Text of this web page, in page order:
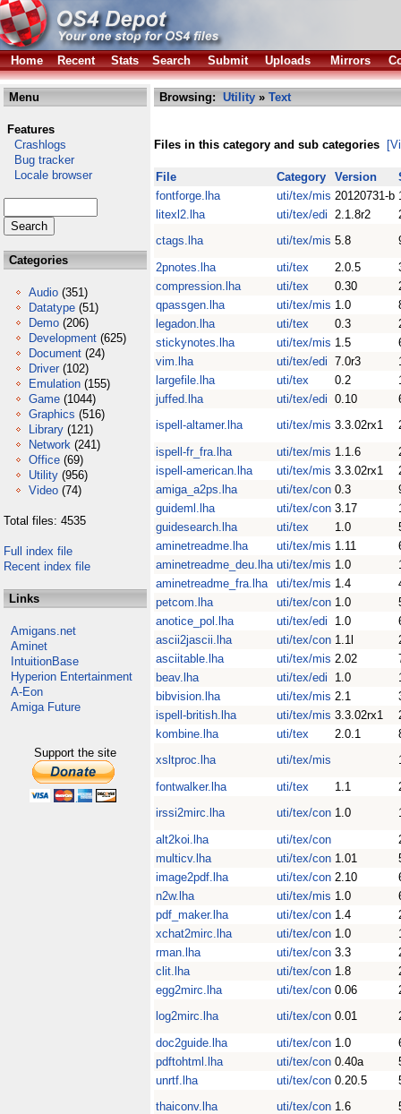
Home Recent Stats Search Submit Uploads Mirrors
Menu
Features
Crashlogs
Bug tracker
Locale browser
Categories
Audio (351)
Datatype (51)
Demo (206)
Development (625)
Document (24)
Driver (102)
Emulation (155)
Game (1044)
Graphics (516)
Library (121)
Network (241)
Office (69)
Utility (956)
Video (74)
Total files: 4535
Full index file
Recent index file
Links
Amigans.net
Aminet
IntuitionBase
Hyperion Entertainment
A-Eon
Amiga Future
Support the site
Browsing: Utility » Text
Files in this category and sub categories
File Category Version
fontforge.lha
uti/tex/mis 20120731-b
litexl2.lha
uti/tex/edi 2.1.8r2
ctags.lha
uti/tex/mis 5.8
2pnotes.lha
uti/tex 2.0.5
compression.lha
uti/tex 0.30
qpassgen.lha
uti/tex/mis 1.0
legadon.lha
uti/tex 0.3
stickynotes.lha
uti/tex/mis 1.5
vim.lha
uti/tex/edi 7.0r3
largefile.lha
uti/tex 0.2
juffed.lha
uti/tex/edi 0.10
ispell-altamer.lha
uti/tex/mis 3.3.02rx1
ispell-fr_fra.lha
uti/tex/mis 1.1.6
ispell-american.lha
uti/tex/mis 3.3.02rx1
amiga_a2ps.lha
uti/tex/con 0.3
guideml.lha
uti/tex/con 3.17
guidesearch.lha
uti/tex 1.0
aminetreadme.lha
uti/tex/mis 1.11
aminetreadme_deu.lha uti/tex/mis 1.0
aminetreadme_fra.lha
uti/tex/mis 1.4
petcom.lha
uti/tex/con 1.0
anotice_pol.lha
uti/tex/edi 1.0
ascii2jascii.lha
uti/tex/con 1.1l
asciitable.lha
uti/tex/mis 2.02
beav.lha
uti/tex/edi 1.0
bibvision.lha
uti/tex/mis 2.1
ispell-british.lha
uti/tex/mis 3.3.02rx1
kombine.lha
uti/tex 2.0.1
xsltproc.lha
uti/tex/mis
fontwalker.lha
uti/tex 1.1
irssi2mirc.lha
uti/tex/con 1.0
alt2koi.lha
uti/tex/con
multicv.lha
uti/tex/con 1.01
image2pdf.lha
uti/tex/con 2.10
n2w.lha
uti/tex/mis 1.0
pdf_maker.lha
uti/tex/con 1.4
xchat2mirc.lha
uti/tex/con 1.0
rman.lha
uti/tex/con 3.3
clit.lha
uti/tex/con 1.8
egg2mirc.lha
uti/tex/con 0.06
log2mirc.lha
uti/tex/con 0.01
doc2guide.lha
uti/tex/con 1.0
pdftohtml.lha
uti/tex/con 0.40a
unrtf.lha
uti/tex/con 0.20.5
thaiconv.lha
uti/tex/con 1.6